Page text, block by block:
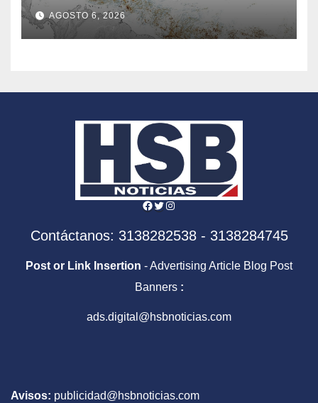
niveles sin precedentes
AGOSTO 6, 2026
Facebook
Twitter
Instagram
Contáctanos: 3138282538 - 3138284745
Post or Link Insertion - Advertising Article Blog Post
Banners :
ads.digital@hsbnoticias.com
Avisos: publicidad@hsbnoticias.com